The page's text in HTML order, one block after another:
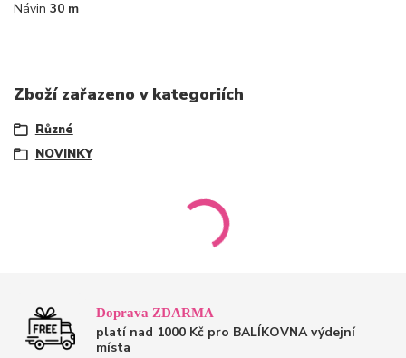
Návin 30 m
Zboží zařazeno v kategoriích
Různé
NOVINKY
Doprava ZDARMA
platí nad 1000 Kč pro BALÍKOVNA výdejní
místa